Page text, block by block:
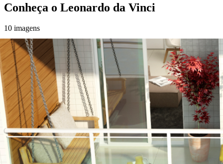
Conheça o Leonardo da Vinci
10 imagens